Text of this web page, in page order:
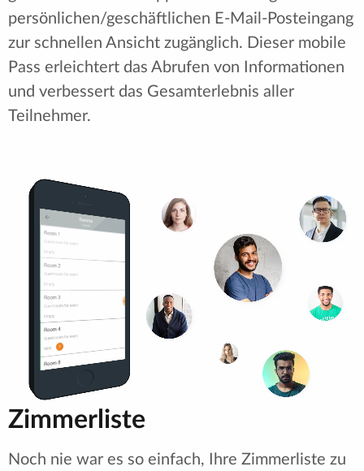
persönlichen/geschäftlichen E-Mail-Posteingang
zur schnellen Ansicht zugänglich. Dieser mobile
Pass erleichtert das Abrufen von Informationen
und verbessert das Gesamterlebnis aller
Teilnehmer.
Zimmerliste
Noch nie war es so einfach, Ihre Zimmerliste zu